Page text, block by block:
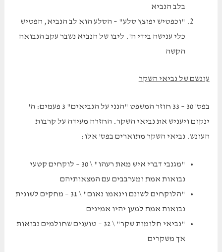
בלב הנביא
"וכפטיש יפוצץ סלע" – הסלע הוא לב הנביא, הפטיש
כלי ענישה בידי ה'. ליבו של הנביא נשבר עקב הנבואה
הקשה
עונשם של נביאי השקר
בפס' 30 – 33 חוזר המשפט "הנני על הנביאים" 3 פעמים: ה'
ינקום ויעניש את נביאי השקר. החזרה מעידה על קרבות
העונש. נביאי השקר מתוארים בפס' אלו:
"מגנבי דברי איש מאת רעהו" \ 30 – לוקחים קטעי
נבואות אמת ומערבבים עם המצאותיהם
"הלוקחים לשונם וינאמו נאום" \ 31 – מחקים לשונית
נבואות אמת למען יהיו אמינים
"נביאי חלומות שקר" \ 32 – טוענים שחולמים נבואות
אך משקרים